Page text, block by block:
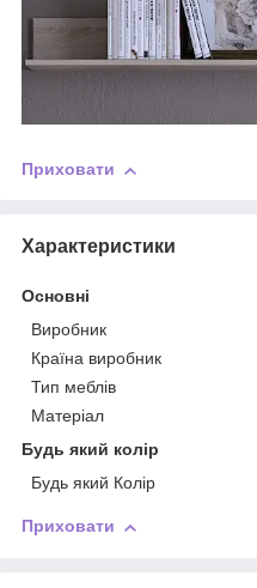
Приховати
Характеристики
Основні
Виробник
Країна виробник
Тип меблів
Матеріал
Будь який колір
Будь який Колір
Приховати